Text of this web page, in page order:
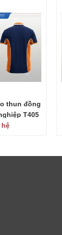
thun đồng
T405
hệ